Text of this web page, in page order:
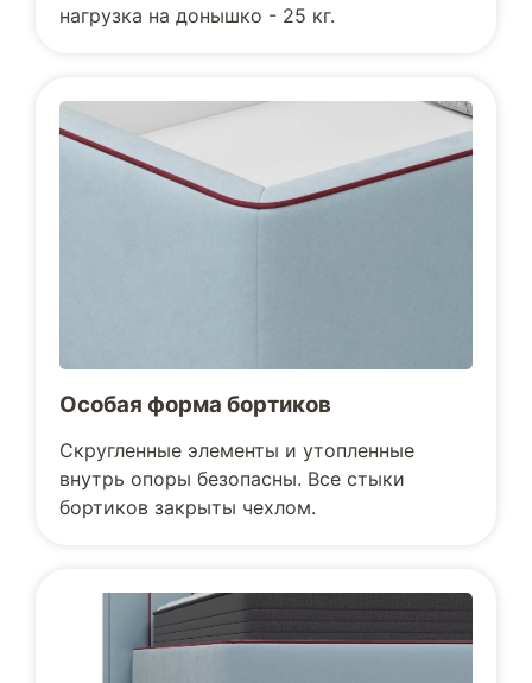
нагрузка на донышко - 25 кг.
Особая форма бортиков
Скругленные элементы и утопленные
внутрь опоры безопасны. Все стыки
бортиков закрыты чехлом.